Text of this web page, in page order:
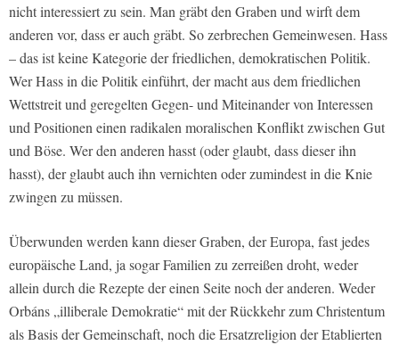
nicht interessiert zu sein. Man gräbt den Graben und wirft dem
anderen vor, dass er auch gräbt. So zerbrechen Gemeinwesen. Hass
– das ist keine Kategorie der friedlichen, demokratischen Politik.
Wer Hass in die Politik einführt, der macht aus dem friedlichen
Wettstreit und geregelten Gegen- und Miteinander von Interessen
und Positionen einen radikalen moralischen Konflikt zwischen Gut
und Böse. Wer den anderen hasst (oder glaubt, dass dieser ihn
hasst), der glaubt auch ihn vernichten oder zumindest in die Knie
zwingen zu müssen.
Überwunden werden kann dieser Graben, der Europa, fast jedes
europäische Land, ja sogar Familien zu zerreißen droht, weder
allein durch die Rezepte der einen Seite noch der anderen. Weder
Orbáns „illiberale Demokratie“ mit der Rückkehr zum Christentum
als Basis der Gemeinschaft, noch die Ersatzreligion der Etablierten